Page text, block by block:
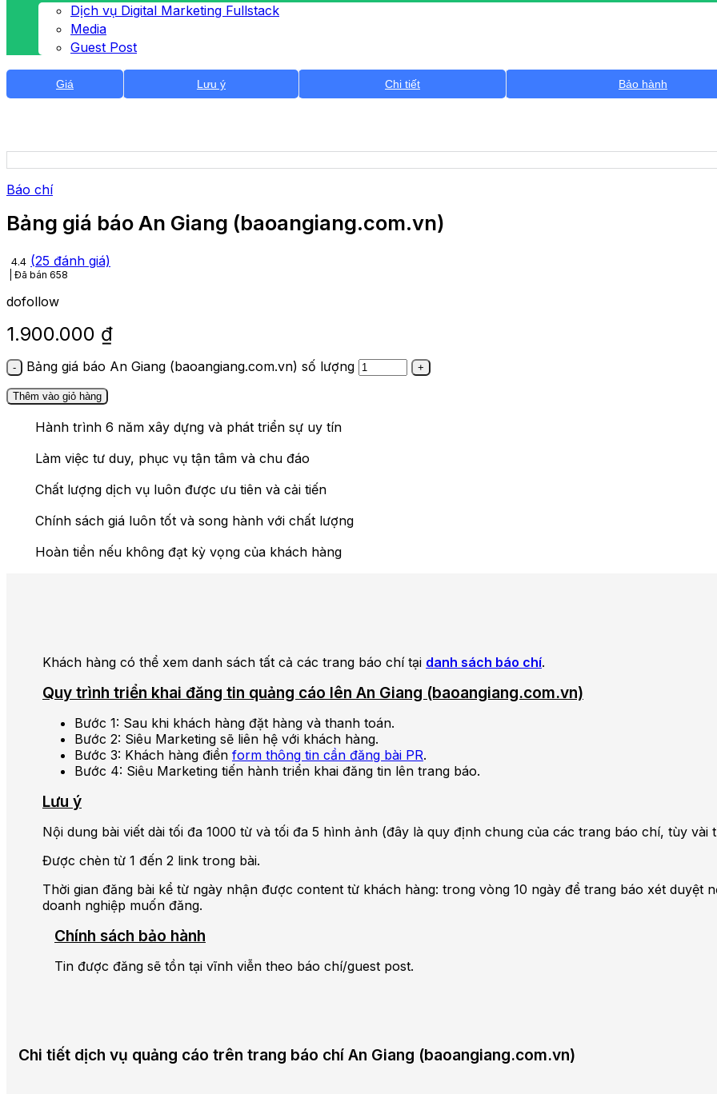
Dịch vụ Digital Marketing Fullstack
Media
Guest Post
Giá Lưu ý Chi tiết Bảo hành
Báo chí
Bảng giá báo An Giang (baoangiang.com.vn)
4.4 (25 đánh giá)
Đã bán 658
dofollow
1.900.000 ₫
Bảng giá báo An Giang (baoangiang.com.vn) số lượng
Thêm vào giỏ hàng
Hành trình 6 năm xây dựng và phát triển sự uy tín
Làm việc tư duy, phục vụ tận tâm và chu đáo
Chất lượng dịch vụ luôn được ưu tiên và cải tiến
Chính sách giá luôn tốt và song hành với chất lượng
Hoàn tiền nếu không đạt kỳ vọng của khách hàng
Khách hàng có thể xem danh sách tất cả các trang báo chí tại danh sách báo chí.
Quy trình triển khai đăng tin quảng cáo lên An Giang (baoangiang.com.vn)
Bước 1: Sau khi khách hàng đặt hàng và thanh toán.
Bước 2: Siêu Marketing sẽ liên hệ với khách hàng.
Bước 3: Khách hàng điền form thông tin cần đăng bài PR.
Bước 4: Siêu Marketing tiến hành triển khai đăng tin lên trang báo.
Lưu ý
Nội dung bài viết dài tối đa 1000 từ và tối đa 5 hình ảnh (đây là quy định chung của các trang báo chí, tùy
Được chèn từ 1 đến 2 link trong bài.
Thời gian đăng bài kể từ ngày nhận được content từ khách hàng: trong vòng 10 ngày để trang báo xét duyệt
doanh nghiệp muốn đăng.
Chính sách bảo hành
Tin được đăng sẽ tồn tại vĩnh viễn theo báo chí/guest post.
Chi tiết dịch vụ quảng cáo trên trang báo chí An Giang (baoangiang.com.vn)